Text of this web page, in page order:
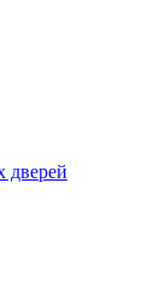
дверей